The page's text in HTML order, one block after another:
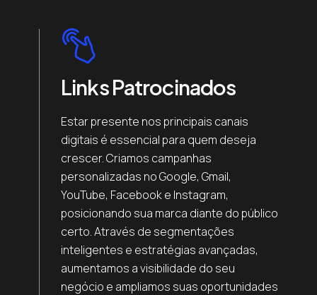
Links Patrocinados
Estar presente nos principais canais
digitais é essencial para quem deseja
crescer. Criamos campanhas
personalizadas no Google, Gmail,
YouTube, Facebook e Instagram,
posicionando sua marca diante do público
certo. Através de segmentações
inteligentes e estratégias avançadas,
aumentamos a visibilidade do seu
negócio e ampliamos suas oportunidades